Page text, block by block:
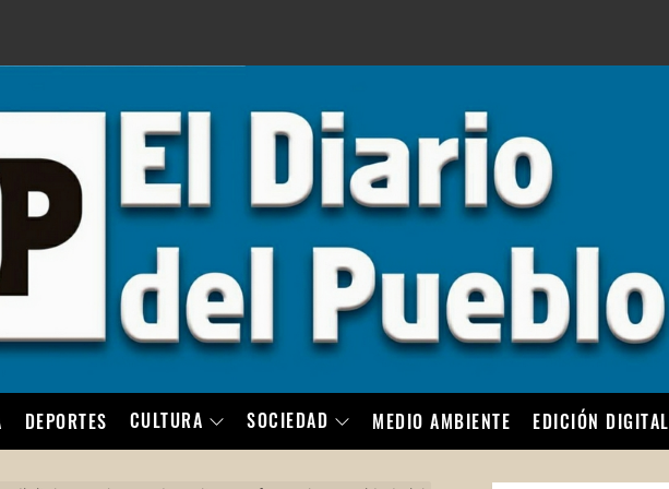
DEPORTES CULTURA SOCIEDAD MEDIO AMBIENTE EDICIÓN DIGITAL